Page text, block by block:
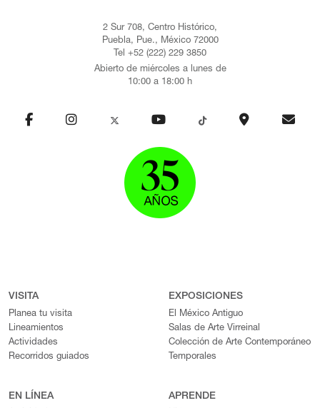
2 Sur 708, Centro Histórico,
Puebla, Pue., México 72000
Tel +52 (222) 229 3850
Abierto de miércoles a lunes de
10:00 a 18:00 h
VISITA
Planea tu visita
Lineamientos
Actividades
Recorridos guiados
EXPOSICIONES
El México Antiguo
Salas de Arte Virreinal
Colección de Arte Contemporáneo
Temporales
EN LÍNEA APRENDE